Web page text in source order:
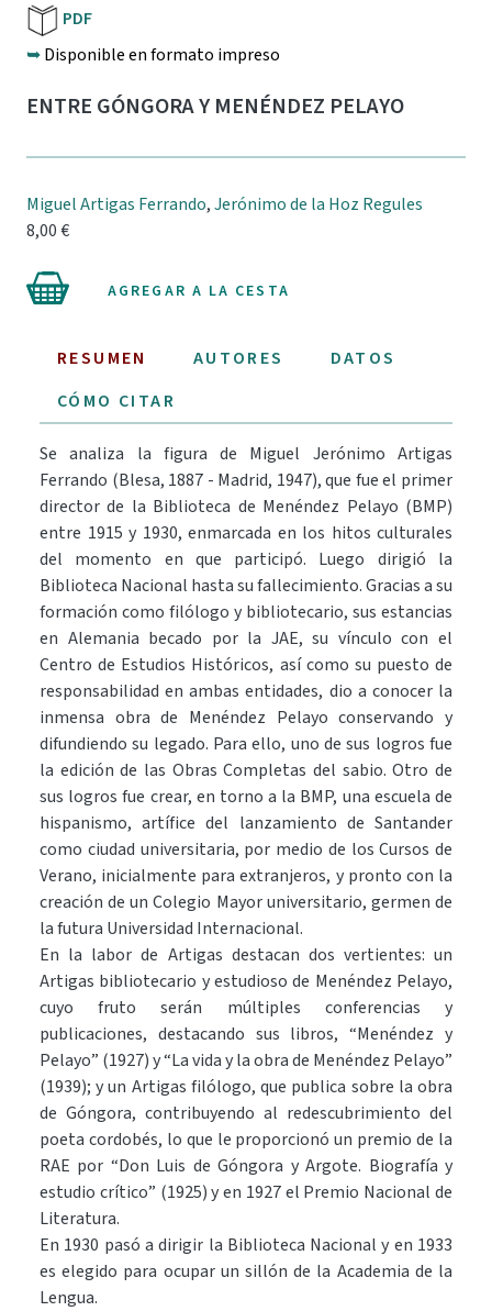
PDF
➥Disponible en formato impreso
ENTRE GÓNGORA Y MENÉNDEZ PELAYO
Miguel Artigas Ferrando,Jerónimo de la Hoz Regules
8,00 €
AGREGAR A LA CESTA
RESUMEN AUTORES
DATOS
CÓMO CITAR
Se analiza la figura de Miguel Jerónimo Artigas
Ferrando (Blesa, 1887 - Madrid, 1947), que fue el primer
director de la Biblioteca de Menéndez Pelayo (BMP)
entre 1915 y 1930, enmarcada en los hitos culturales
del momento en que participó. Luego dirigió la
Biblioteca Nacional hasta su fallecimiento. Gracias a su
formación como filólogo y bibliotecario, sus estancias
en Alemania becado por la JAE, su vínculo con el
Centro de Estudios Históricos, así como su puesto de
responsabilidad en ambas entidades, dio a conocer la
inmensa obra de Menéndez Pelayo conservando y
difundiendo su legado. Para ello, uno de sus logros fue
la edición de las Obras Completas del sabio. Otro de
sus logros fue crear, en torno a la BMP, una escuela de
hispanismo, artífice del lanzamiento de Santander
como ciudad universitaria, por medio de los Cursos de
Verano, inicialmente para extranjeros, y pronto con la
creación de un Colegio Mayor universitario, germen de
la futura Universidad Internacional.
En la labor de Artigas destacan dos vertientes: un
Artigas bibliotecario y estudioso de Menéndez Pelayo,
cuyo fruto serán múltiples conferencias y
publicaciones, destacando sus libros, “Menéndez y
Pelayo” (1927) y “La vida y la obra de Menéndez Pelayo”
(1939); y un Artigas filólogo, que publica sobre la obra
de Góngora, contribuyendo al redescubrimiento del
poeta cordobés, lo que le proporcionó un premio de la
RAE por “Don Luis de Góngora y Argote. Biografía y
estudio crítico” (1925) y en 1927 el Premio Nacional de
Literatura.
En 1930 pasó a dirigir la Biblioteca Nacional y en 1933
es elegido para ocupar un sillón de la Academia de la
Lengua.